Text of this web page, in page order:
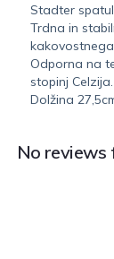
Stadter
Trdna in
Odporna na
stopinj Celzija.
Dolžina
No reviews